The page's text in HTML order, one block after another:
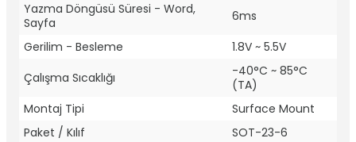
Yazma Döngüsü Süresi - Word,
Sayfa
6ms
Gerilim - Besleme
1.8V ~ 5.5V
Çalışma Sıcaklığı
-40°C ~ 85°C
(TA)
Montaj Tipi
Surface Mount
Paket / Kılıf
SOT-23-6